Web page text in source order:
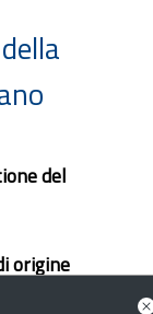
del
origine